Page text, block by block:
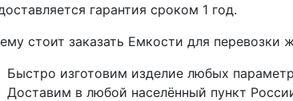
гарантия сроком 1 год.
стоит заказать Емкости для перевозки
Быстро изготовим изделие любых
Доставим в любой населённый пункт